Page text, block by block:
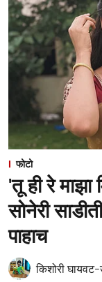
फोटो
'तू ही रे माझा
सोनेरी
पाहाच
किशोरी